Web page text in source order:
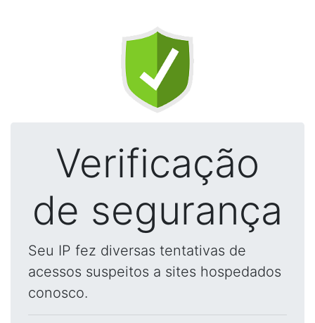
Verificação
de segurança
Seu IP fez diversas tentativas de
acessos suspeitos a sites hospedados
conosco.